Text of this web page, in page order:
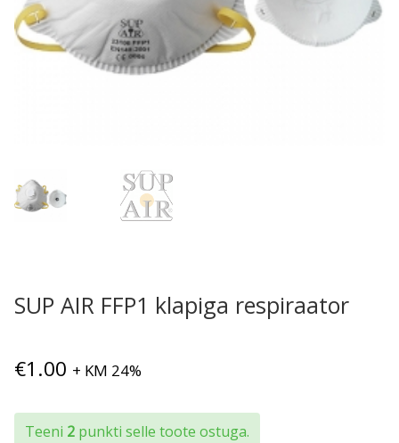
SUP AIR FFP1 klapiga respiraator
€1.00 + KM 24%
Teeni 2 punkti selle toote ostuga.